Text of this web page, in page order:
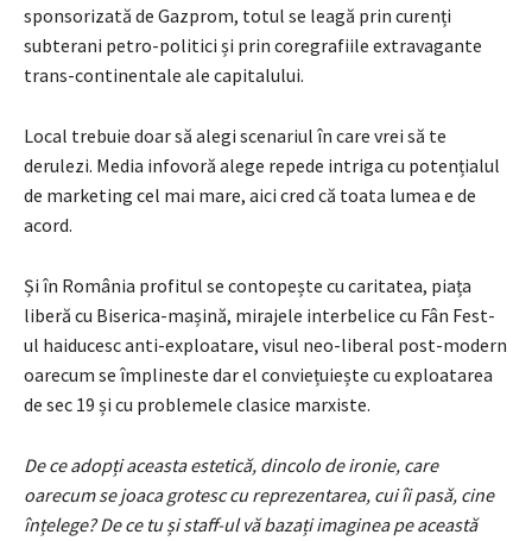
sponsorizată de Gazprom, totul se leagă prin curenți
subterani petro-politici și prin coregrafiile extravagante
trans-continentale ale capitalului.
Local trebuie doar să alegi scenariul în care vrei să te
derulezi. Media infovoră alege repede intriga cu potențialul
de marketing cel mai mare, aici cred că toata lumea e de
acord.
Și în România profitul se contopește cu caritatea, piața
liberă cu Biserica-mașină, mirajele interbelice cu Fân Fest-
ul haiducesc anti-exploatare, visul neo-liberal post-modern
oarecum se împlineste dar el conviețuiește cu exploatarea
de sec 19 și cu problemele clasice marxiste.
De ce adopți aceasta estetică, dincolo de ironie, care
oarecum se joaca grotesc cu reprezentarea, cui îi pasă, cine
înțelege? De ce tu și staff-ul vă bazați imaginea pe această